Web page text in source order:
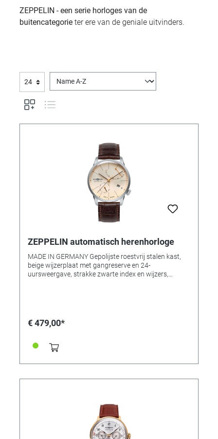
ZEPPELIN - een serie horloges van de
buitencategorie ter ere van de geniale uitvinders.
ZEPPELIN automatisch herenhorloge
MADE IN GERMANY Gepolijste roestvrij stalen kast,
beige wijzerplaat met gangreserve en 24-
uursweergave, strakke zwarte index en wijzers,
€ 479,00*